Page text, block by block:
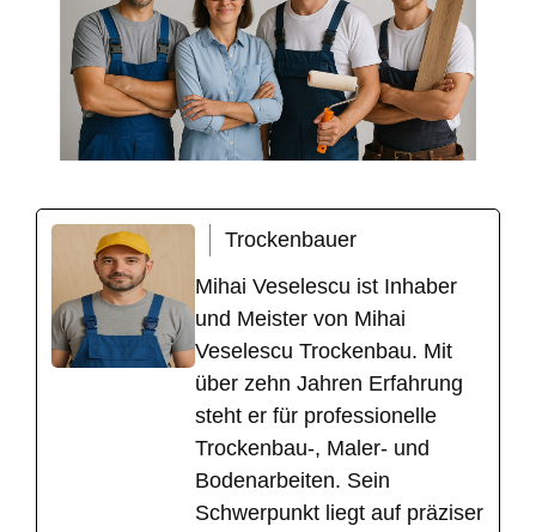
Trockenbauer
Mihai Veselescu ist Inhaber
und Meister von Mihai
Veselescu Trockenbau. Mit
über zehn Jahren Erfahrung
steht er für professionelle
Trockenbau-, Maler- und
Bodenarbeiten. Sein
Schwerpunkt liegt auf präziser